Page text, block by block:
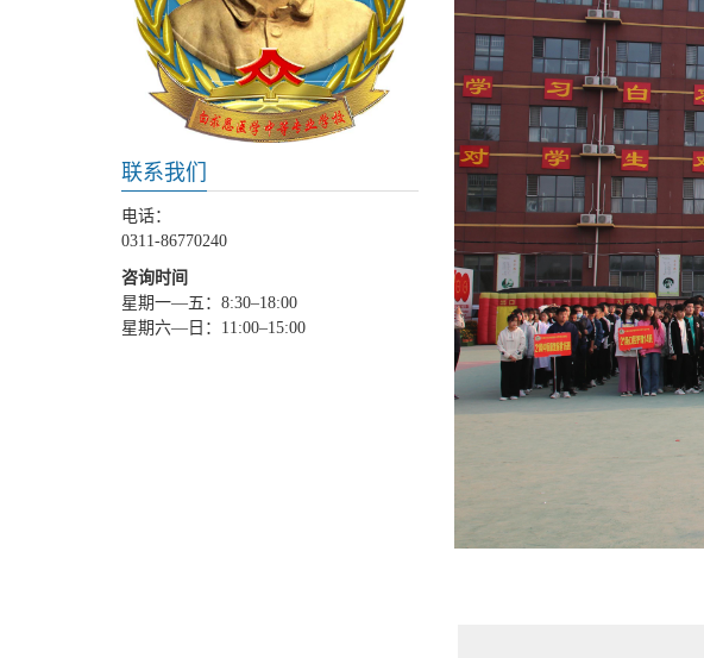
联系我们
电话：
0311-86770240
咨询时间
星期一—五：8:30–18:00
星期六—日：11:00–15:00